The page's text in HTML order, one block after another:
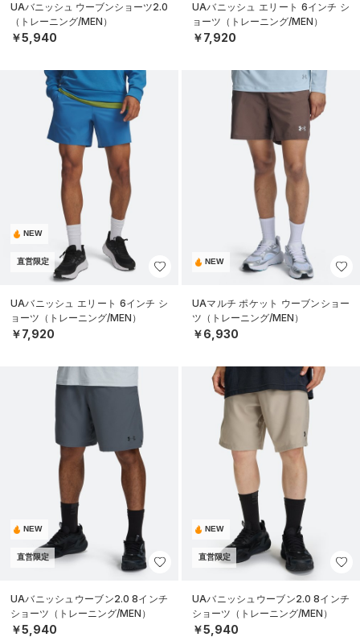
UAバニッシュ ウーブンショーツ2.0
（トレーニング/MEN）
￥5,940
UAバニッシュ エリート 6インチ シ
ョーツ（トレーニング/MEN）
￥7,920
NEW
直営限定
UAバニッシュ エリート 6インチ シ
ョーツ（トレーニング/MEN）
￥7,920
NEW
UAマルチ ポケット ウーブンショー
ツ（トレーニング/MEN）
￥6,930
NEW
直営限定
UAバニッシュウーブン2.0 8インチ
ショーツ（トレーニング/MEN）
￥5,940
NEW
直営限定
UAバニッシュウーブン2.0 8インチ
ショーツ（トレーニング/MEN）
￥5,940